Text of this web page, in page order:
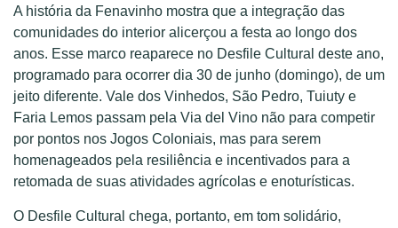
A história da Fenavinho mostra que a integração das
comunidades do interior alicerçou a festa ao longo dos
anos. Esse marco reaparece no Desfile Cultural deste ano,
programado para ocorrer dia 30 de junho (domingo), de um
jeito diferente. Vale dos Vinhedos, São Pedro, Tuiuty e
Faria Lemos passam pela Via del Vino não para competir
por pontos nos Jogos Coloniais, mas para serem
homenageados pela resiliência e incentivados para a
retomada de suas atividades agrícolas e enoturísticas.
O Desfile Cultural chega, portanto, em tom solidário,